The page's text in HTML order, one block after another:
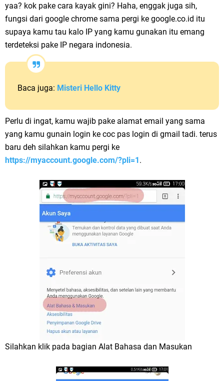
yaa? kok pake cara kayak gini? Haha, enggak juga sih,
fungsi dari google chrome sama pergi ke google.co.id itu
supaya kamu tau kalo IP yang kamu gunakan itu emang
terdeteksi pake IP negara indonesia.
Baca juga: Misteri Hello Kitty
Perlu di ingat, kamu wajib pake alamat email yang sama
yang kamu gunain login ke coc pas login di gmail tadi. terus
baru deh silahkan kamu pergi ke
https://myaccount.google.com/?pli=1.
Silahkan klik pada bagian Alat Bahasa dan Masukan